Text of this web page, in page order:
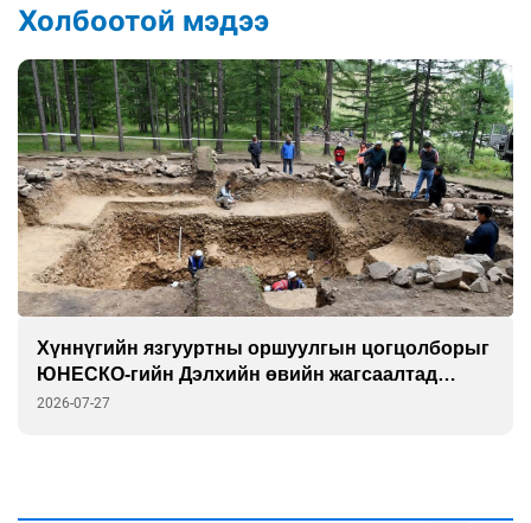
Холбоотой мэдээ
Хүннүгийн язгууртны оршуулгын цогцолборыг
ЮНЕСКО-гийн Дэлхийн өвийн жагсаалтад
бүртгэлээ
2026-07-27